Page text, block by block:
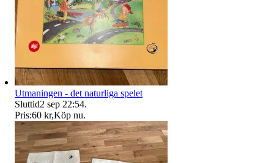
Utmaningen - det naturliga spelet
Sluttid2 sep 22:54.
Pris:60 kr,Köp nu.